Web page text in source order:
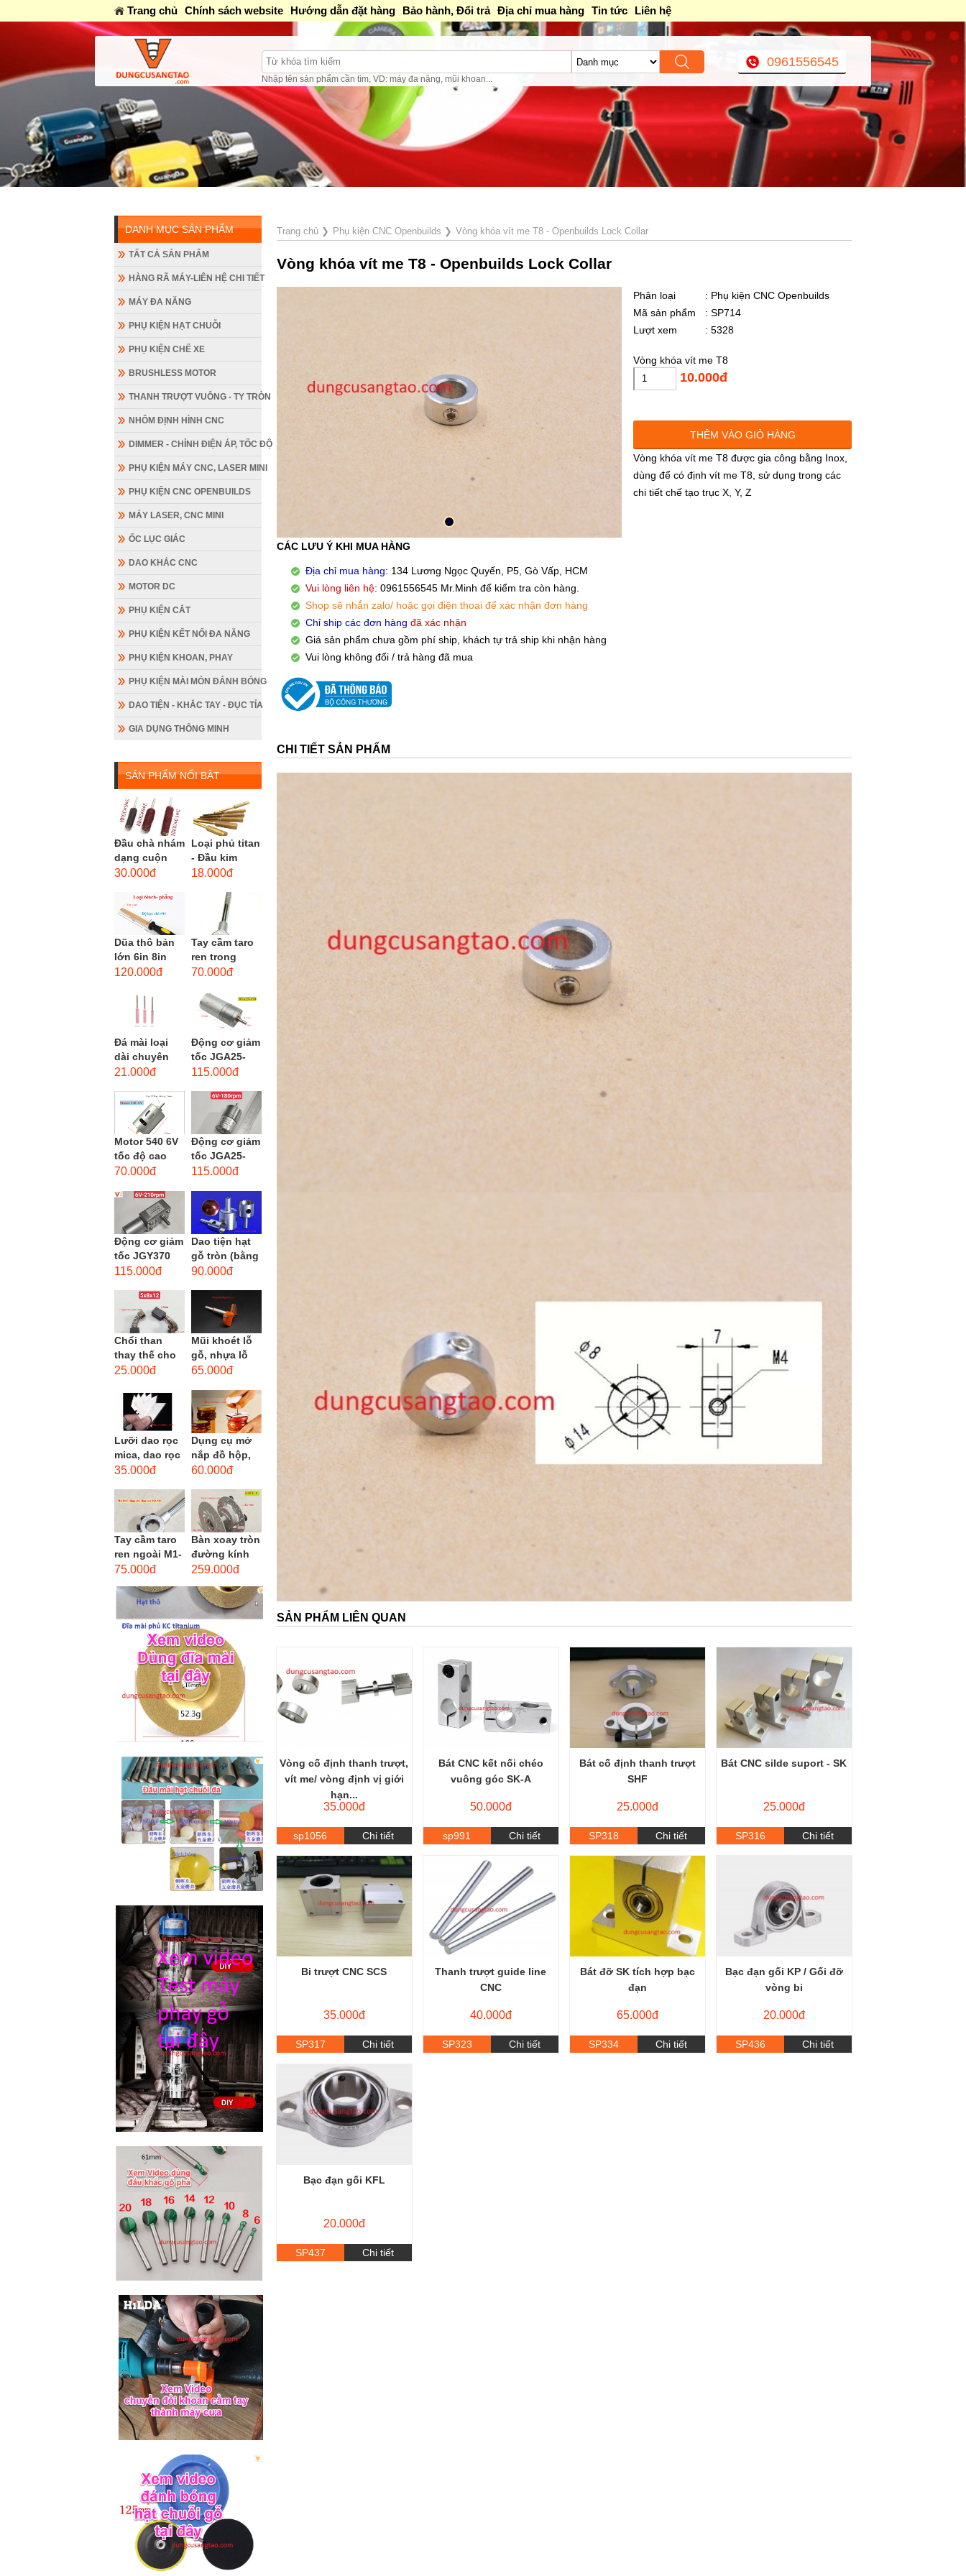
Trang chủ Chính sách website Hướng dẫn đặt hàng Bảo hành, Đổi trả Địa chỉ mua hàng Tin tức Liên hệ
Nhập tên sản phẩm cần tìm, VD: máy đa năng, mũi khoan...
0961556545
DANH MỤC SẢN PHẨM
TẤT CẢ SẢN PHẨM
HÀNG RÃ MÁY-LIÊN HỆ CHI TIẾT
MÁY ĐA NĂNG
PHỤ KIỆN HẠT CHUỖI
PHỤ KIỆN CHẾ XE
BRUSHLESS MOTOR
THANH TRƯỢT VUÔNG - TY TRÒN
NHÔM ĐỊNH HÌNH CNC
DIMMER - CHỈNH ĐIỆN ÁP, TỐC ĐỘ
PHỤ KIỆN MÁY CNC, LASER MINI
PHỤ KIỆN CNC OPENBUILDS
MÁY LASER, CNC MINI
ỐC LỤC GIÁC
DAO KHẮC CNC
MOTOR DC
PHỤ KIỆN CẮT
PHỤ KIỆN KẾT NỐI ĐA NĂNG
PHỤ KIỆN KHOAN, PHAY
PHỤ KIỆN MÀI MÒN ĐÁNH BÓNG
DAO TIỆN - KHẮC TAY - ĐỤC TỈA
GIA DỤNG THÔNG MINH
SẢN PHẨM NỔI BẬT
Đầu chà nhám
dạng cuộn
loại dài gắn
cốt 3mm
đầu...
30.000đ
Loại phủ titan
- Đầu kim
cương hình
(mũi mài...
18.000đ
Dũa thô bản
lớn 6in 8in
phẳng - độ
120.000đ
Tay cầm taro
ren trong
dùng cho mũi
M12
70.000đ
Đá mài loại
dài chuyên
dùng mài
loại, đá mài
cạnh,...
21.000đ
Động cơ giảm
tốc JGA25-
370 3-12 VDC.
mini JGA25-
115.000đ
Motor 540 6V
tốc độ cao
20.000 vòng/
torque
70.000đ
Động cơ giảm
tốc JGA25-
310 6-12 VDC.
mini JGA25-
310
115.000đ
Động cơ giảm
tốc JGY370
DC bánh răng
men xoắn
cao...
115.000đ
Dao tiện hạt
gỗ tròn (bằng
thép trắng)
90.000đ
Chổi than
thay thế cho
động cơ, chổi
motor máy
khoan,...
25.000đ
Mũi khoét lỗ
gỗ, nhựa lỗ
lớn D40mm-
opener)
65.000đ
Lưỡi dao rọc
mica, dao rọc
cáp hình
35.000đ
Dụng cụ mở
nắp đồ hộp,
mở nắp lon
đường kính...
60.000đ
Tay cầm taro
ren ngoài M1-
M1.8 (mã
vặn Bàn ren
75.000đ
Bàn xoay tròn
đường kính
22cm bằng
259.000đ
Trang chủ❯ Phụ kiện CNC Openbuilds ❯ Vòng khóa vít me T8 - Openbuilds Lock Collar
Vòng khóa vít me T8 - Openbuilds Lock Collar
CÁC LƯU Ý KHI MUA HÀNG
Địa chỉ mua hàng: 134 Lương Ngọc Quyến, P5, Gò Vấp, HCM
Vui lòng liên hệ: 0961556545 Mr.Minh để kiểm tra còn hàng.
Shop sẽ nhắn zalo/ hoặc gọi điện thoại để xác nhận đơn hàng
Chỉ ship các đơn hàng đã xác nhận
Giá sản phẩm chưa gồm phí ship, khách tự trả ship khi nhận hàng
Vui lòng không đổi / trả hàng đã mua
Phân loại
: Phụ kiện CNC Openbuilds
Mã sản phẩm
: SP714
Lượt xem
: 5328
Vòng khóa vít me T8
10.000đ
THÊM VÀO GIỎ HÀNG
Vòng khóa vít me T8 được gia công bằng Inox,
dùng để có định vít me T8, sử dụng trong các
chi tiết chế tạo trục X, Y, Z
CHI TIẾT SẢN PHẨM
SẢN PHẨM LIÊN QUAN
Vòng cố định thanh trượt,
vít me/ vòng định vị giới
hạn...
35.000đ
sp1056 Chi tiết
Bát CNC kết nối chéo
vuông góc SK-A
50.000đ
sp991 Chi tiết
Bát cố định thanh trượt
SHF
25.000đ
SP318 Chi tiết
Bát CNC silde suport - SK
25.000đ
SP316 Chi tiết
Bi trượt CNC SCS
35.000đ
SP317 Chi tiết
Thanh trượt guide line
CNC
40.000đ
SP323 Chi tiết
Bát đỡ SK tích hợp bạc
đạn
65.000đ
SP334 Chi tiết
Bạc đạn gối KP / Gối đỡ
vòng bi
20.000đ
SP436 Chi tiết
Bạc đạn gối KFL
20.000đ
SP437 Chi tiết